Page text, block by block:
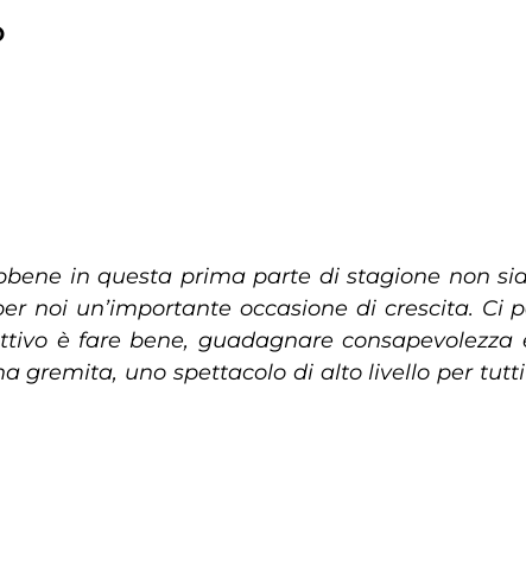
in questa prima parte di stagione non
noi un’importante occasione di crescita. Ci
è fare bene, guadagnare
gremita, uno spettacolo di alto livello per